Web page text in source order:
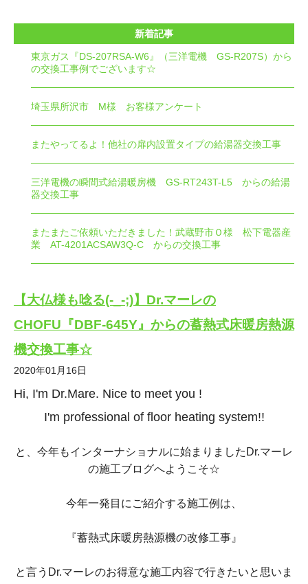
新着記事
東京ガス『DS-207RSA-W6』（三洋電機 GS-R207S）から
の交換工事例でございます☆
埼玉県所沢市 M様 お客様アンケート
またやってるよ！他社の扉内設置タイプの給湯器交換工事
三洋電機の瞬間式給湯暖房機 GS-RT243T-L5 からの給湯
器交換工事
またまたご依頼いただきました！武蔵野市Ｏ様 松下電器産
業 AT-4201ACSAW3Q-C からの交換工事
【大仏様も唸る(-_-;)】Dr.マーレの
CHOFU『DBF-645Y』からの蓄熱式床暖房熱源
機交換工事☆
2020年01月16日
Hi, I'm Dr.Mare. Nice to meet you !
I'm professional of floor heating system!!
と、今年もインターナショナルに始まりましたDr.マーレ
の施工ブログへようこそ☆
今年一発目にご紹介する施工例は、
『蓄熱式床暖房熱源機の改修工事』
と言うDr.マーレのお得意な施工内容で行きたいと思いま